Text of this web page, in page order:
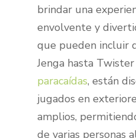
brindar una
envolvente y
que pueden incluir
Jenga hasta
paracaídas, están
jugados en
amplios,
de varias personas